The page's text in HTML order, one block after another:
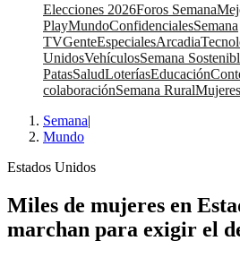
Elecciones 2026Foros Semana
PlayMundoConfidencialesSemana
TVGenteEspecialesArcadia
UnidosVehículosSemana
PatasSaludLoteríasEducación
colaboraciónSemana RuralMujeres
Semana|
Mundo
Estados Unidos
Miles de mujeres en
marchan para exigir el